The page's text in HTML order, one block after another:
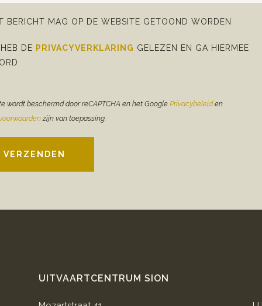
BERICHT MAG OP DE WEBSITE GETOOND WORDEN
DE PRIVACYVERKLARING GELEZEN EN GA HIERMEE
wordt beschermd door reCAPTCHA en het Google Privacybeleiden
zijn van toepassing.
VERZENDEN
UITVAARTCENTRUM SION